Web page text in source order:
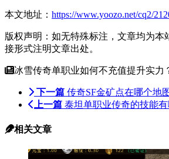
本文地址： https://www.yoozo.net/cq2/
版权声明：如无特殊标注，文章均为本
接形式注明文章出处。
冰雪传奇单职业如何不充值提升实力
下一篇 传奇SF金矿点在哪个地
上一篇 泰坦单职业传奇的技能有
相关文章